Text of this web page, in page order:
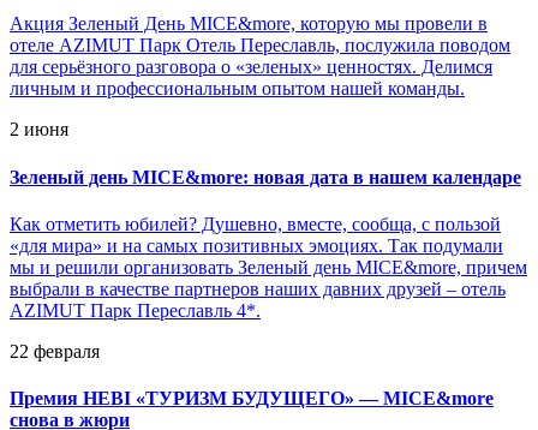
Акция Зеленый День MICE&more, которую мы провели в
отеле AZIMUT Парк Отель Переславль, послужила поводом
для серьёзного разговора о «зеленых» ценностях. Делимся
личным и профессиональным опытом нашей команды.
2 июня
Зеленый день MICE&more: новая дата в нашем календаре
Как отметить юбилей? Душевно, вместе, сообща, с пользой
«для мира» и на самых позитивных эмоциях. Так подумали
мы и решили организовать Зеленый день MICE&more, причем
выбрали в качестве партнеров наших давних друзей – отель
AZIMUT Парк Переславль 4*.
22 февраля
Премия HEBI «ТУРИЗМ БУДУЩЕГО» — MICE&more
снова в жюри